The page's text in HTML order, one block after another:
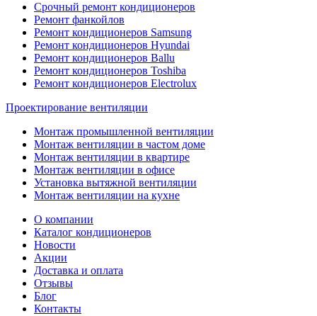
Срочный ремонт кондиционеров
Ремонт фанкойлов
Ремонт кондиционеров Samsung
Ремонт кондиционеров Hyundai
Ремонт кондиционеров Ballu
Ремонт кондиционеров Toshibа
Ремонт кондиционеров Electrolux
Проектирование вентиляции
Монтаж промышленной вентиляции
Монтаж вентиляции в частом доме
Монтаж вентиляции в квартире
Монтаж вентиляции в офисе
Установка вытяжной вентиляции
Монтаж вентиляции на кухне
О компании
Каталог кондиционеров
Новости
Акции
Доставка и оплата
Отзывы
Блог
Контакты